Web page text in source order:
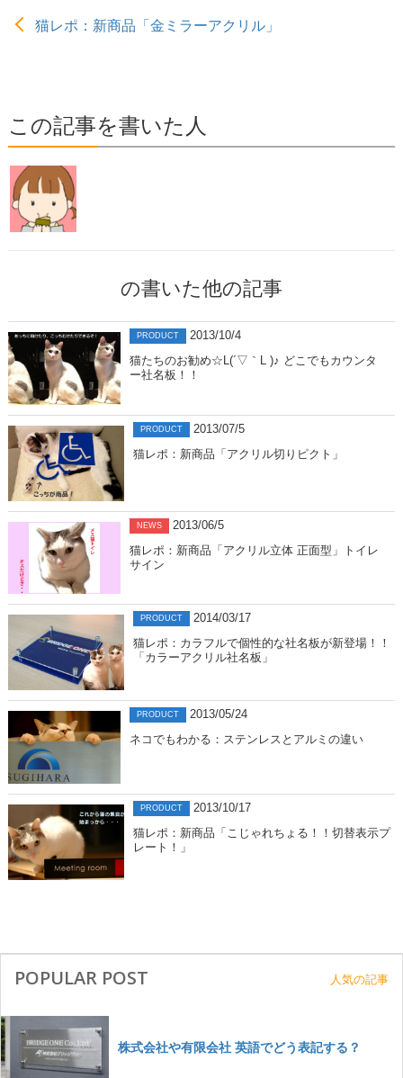
猫レポ：新商品「金ミラーアクリル」
この記事を書いた人
の書いた他の記事
PRODUCT
2013/10/4
猫たちのお勧め☆L(´▽｀L )♪ どこでもカウンタ
ー社名板！！
PRODUCT
2013/07/5
猫レポ：新商品「アクリル切りピクト」
NEWS
2013/06/5
猫レポ：新商品「アクリル立体 正面型」トイレ
サイン
PRODUCT
2014/03/17
猫レポ：カラフルで個性的な社名板が新登場！！
「カラーアクリル社名板」
PRODUCT
2013/05/24
ネコでもわかる：ステンレスとアルミの違い
PRODUCT
2013/10/17
猫レポ：新商品「こじゃれちょる！！切替表示プ
レート！」
POPULAR POST 人気の記事